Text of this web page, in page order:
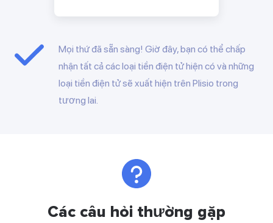
Mọi thứ đã sẵn sàng! Giờ đây, bạn có thể chấp
nhận tất cả các loại tiền điện tử hiện có và những
loại tiền điện tử sẽ xuất hiện trên Plisio trong
tương lai.
Các câu hỏi thường gặp